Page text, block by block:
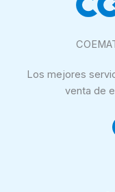
Los mejores
venta de